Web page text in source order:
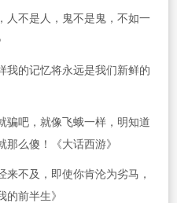
人不是人，鬼不是鬼，不如一
我的记忆将永远是我们新鲜的
骗吧，就像飞蛾一样，明知道
么傻！《大话西游》
来不及，即使你肯沦为劣马，
前半生》